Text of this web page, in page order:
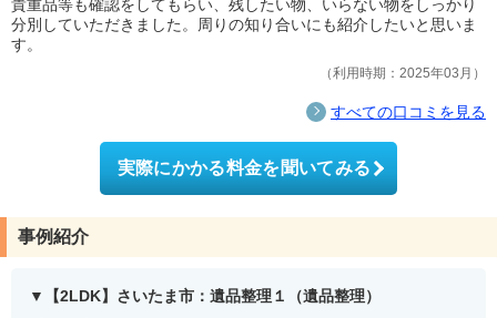
貴重品等も確認をしてもらい、残したい物、いらない物をしっかり
分別していただきました。周りの知り合いにも紹介したいと思いま
す。
利用時期：2025年03月
すべての口コミを見る
実際にかかる料金を聞いてみる
事例紹介
【2LDK】さいたま市：遺品整理１（遺品整理）